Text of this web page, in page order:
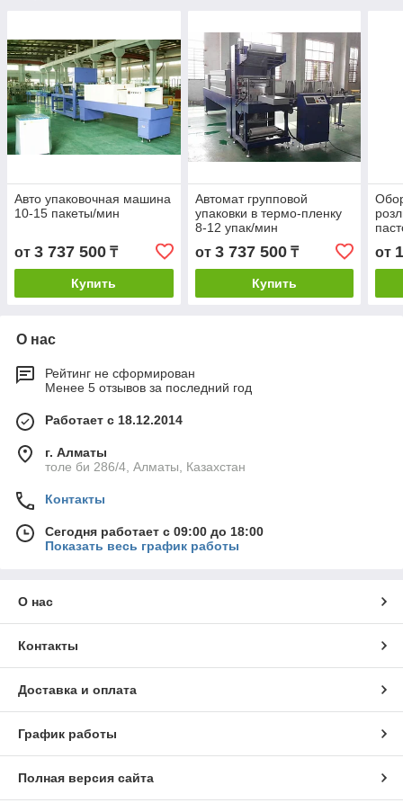
Авто упаковочная машина
10-15 пакеты/мин
от 3 737 500 ₸
Купить
Автомат групповой
упаковки в термо-пленку
8-12 упак/мин
от 3 737 500₸
Купить
от
О нас
Рейтинг не сформирован
Менее 5 отзывов за последний год
Работает с 18.12.2014
г. Алматы
толе би 286/4, Алматы, Казахстан
Контакты
Сегодня работает с 09:00 до 18:00
Показать весь график работы
О нас
Контакты
Доставка и оплата
График работы
Полная версия сайта